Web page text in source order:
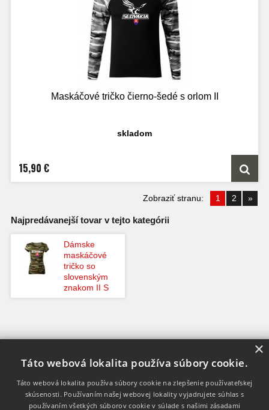
Maskáčové tričko čierno-šedé s orlom II
skladom
15,90 €
Zobraziť stranu: 1 2 »
Najpredávanejší tovar v tejto kategórii
Dámske
maskáčové
tričko so
slovenským
znakom II S
INFO
KONTAKT
DODANIE TOVARU
×
Táto webová lokalita používa súbory cookie.
Táto webová lokalita používa súbory cookie na zlepšenie používateľskej
skúsenosti. Používaním našej webovej lokality vyjadrujete súhlas s
používaním všetkých súborov cookie v súlade s našimi zásadami